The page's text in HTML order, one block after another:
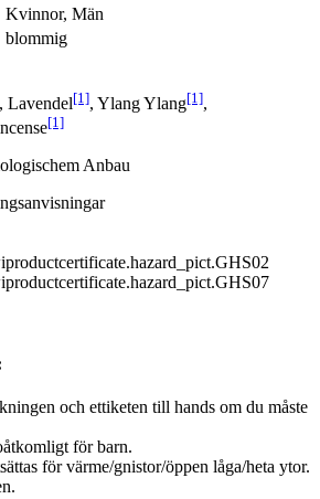
Kvinnor, Män
blommig
, Lavendel[1], Ylang Ylang[1],
[1]
Anbau
och ettiketen till hands om du måste
för barn.
för värme/gnistor/öppen låga/heta ytor.